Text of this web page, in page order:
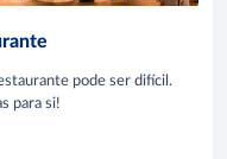
pode ser difícil.
para si!